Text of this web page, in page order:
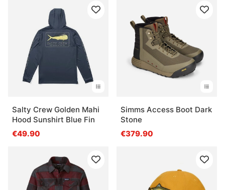
Salty Crew Golden Mahi
Hood Sunshirt Blue Fin
€49.90
Simms Access Boot Dark
Stone
€379.90